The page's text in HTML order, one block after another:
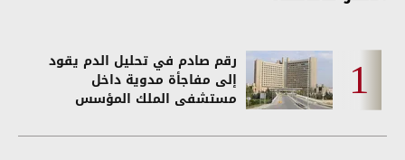
رقم صادم في تحليل الدم يقود
إلى مفاجأة مدوية داخل
مستشفى الملك المؤسس